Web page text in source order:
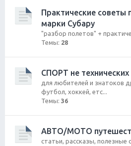
Практические советы
марки Субару
"разбор полетов" +
Темы: 28
СПОРТ не технических
для любителей и знатоков
футбол, хоккей, етс...
Темы: 36
АВТО/МОТО
статьи, рассказы, полезные